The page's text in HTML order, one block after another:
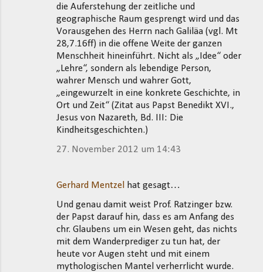
die Auferstehung der zeitliche und
geographische Raum gesprengt wird und das
Vorausgehen des Herrn nach Galiläa (vgl. Mt
28,7.16ff) in die offene Weite der ganzen
Menschheit hineinführt. Nicht als „Idee“ oder
„Lehre“, sondern als lebendige Person,
wahrer Mensch und wahrer Gott,
„eingewurzelt in eine konkrete Geschichte, in
Ort und Zeit“ (Zitat aus Papst Benedikt XVI.,
Jesus von Nazareth, Bd. III: Die
Kindheitsgeschichten.)
27. November 2012 um 14:43
Gerhard Mentzel
hat gesagt…
Und genau damit weist Prof. Ratzinger bzw.
der Papst darauf hin, dass es am Anfang des
chr. Glaubens um ein Wesen geht, das nichts
mit dem Wanderprediger zu tun hat, der
heute vor Augen steht und mit einem
mythologischen Mantel verherrlicht wurde.